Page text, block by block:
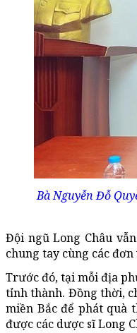
Bà Nguyễn Đỗ
Đội ngũ Long Châu
chung tay cùng các
Trước đó, tại mỗi địa
tỉnh thành. Đồng thời,
miền Bắc để phát quà
được các dược sĩ Long